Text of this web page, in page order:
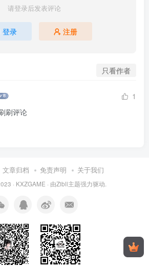
请登录后发表评论
登录 注册
只看作者
1
刷评论
文章归档 免责声明 关于我们
· KXZGAME · 由Zibll主题强力驱动.